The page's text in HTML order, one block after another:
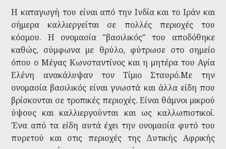
Η καταγωγή του είναι από την Ινδία και το Ιράν και
σήμερα καλλιεργείται σε πολλές περιοχές του
κόσμου. Η ονομασία "βασιλικός" του αποδόθηκε
καθώς, σύμφωνα με θρύλο, φύτρωσε στο σημείο
όπου ο Μέγας Κωνσταντίνος και η μητέρα του Αγία
Ελένη ανακάλυψαν τον Τίμιο Σταυρό.Με την
ονομασία βασιλικός είναι γνωστά και άλλα είδη που
βρίσκονται σε τροπικές περιοχές. Είναι θάμνοι μικρού
ύψους και καλλιεργούνται και ως καλλωπιστικοί.
Ένα από τα είδη αυτά έχει την ονομασία φυτό του
πυρετού και στις περιοχές της Δυτικής Αφρικής